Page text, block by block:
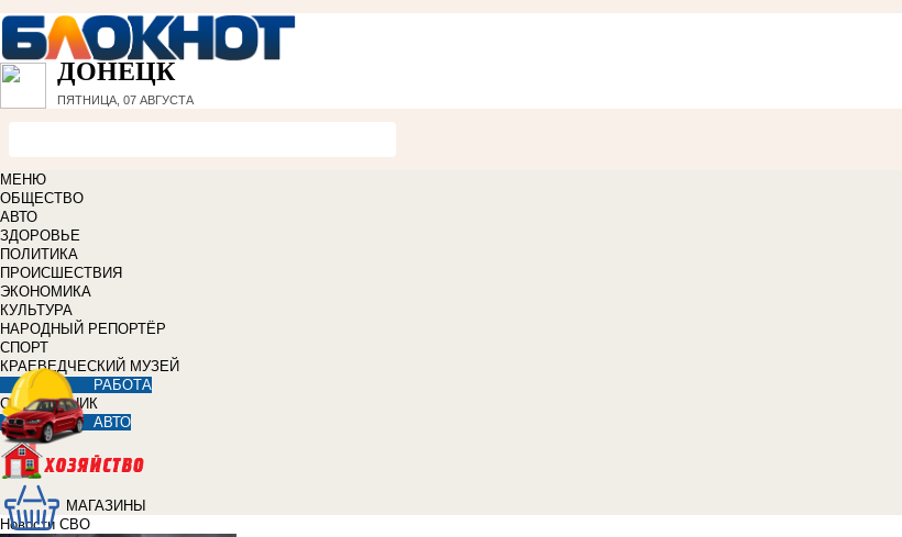
ДОНЕЦК
ПЯТНИЦА, 07 АВГУСТА
МЕНЮ
ОБЩЕСТВО
АВТО
ЗДОРОВЬЕ
ПОЛИТИКА
ПРОИСШЕСТВИЯ
ЭКОНОМИКА
КУЛЬТУРА
НАРОДНЫЙ РЕПОРТЁР
СПОРТ
КРАЕВЕДЧЕСКИЙ МУЗЕЙ
РАБОТА
СПРАВОЧНИК
АВТО
МАГАЗИНЫ
Новости СВО